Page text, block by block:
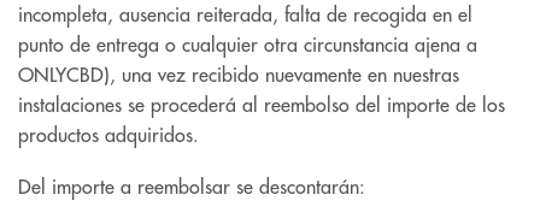
incompleta, ausencia reiterada, falta de recogida en el
punto de entrega o cualquier otra circunstancia ajena a
ONLYCBD), una vez recibido nuevamente en nuestras
instalaciones se procederá al reembolso del importe de los
productos adquiridos.
Del importe a reembolsar se descontarán: